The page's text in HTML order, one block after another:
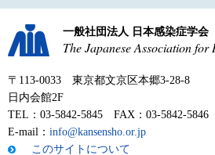
一般社団法人 日本感染症学会
The Japanese Association for
〒113-0033 東京都文京区本郷3-28-8
日内会館2F
TEL：03-5842-5845 FAX：03-5842-5846
E-mail： info@kansensho.or.jp
このサイトについて